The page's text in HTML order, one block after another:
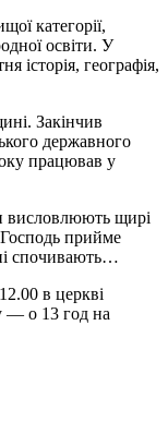
категорії,
освіти. У
історія, географія,
Закінчив
державного
працював у
висловлюють щирі
прийме
спочивають…
в церкві
— о 13 год на